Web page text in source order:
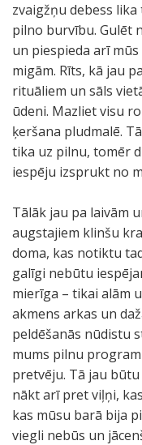
zvaigžņu debess
pilno burvību. Gulēt
un piespieda arī
migām. Rīts, kā jau
rituāliem un sāls
ūdeni. Mazliet visu
ķeršana pludmalē.
tika uz pilnu, tomēr
iespēju izsprukt no
Tālāk jau pa laivām
augstajiem klinšu
doma, kas notiktu
galīgi nebūtu
mierīga – tikai alām
akmens arkas un
peldēšanās nūdistu
mums pilnu
pretvēju. Tā jau
nākt arī pret viļņi,
kas mūsu barā bija
viegli nebūs un